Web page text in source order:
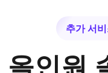
추가 서
올인원